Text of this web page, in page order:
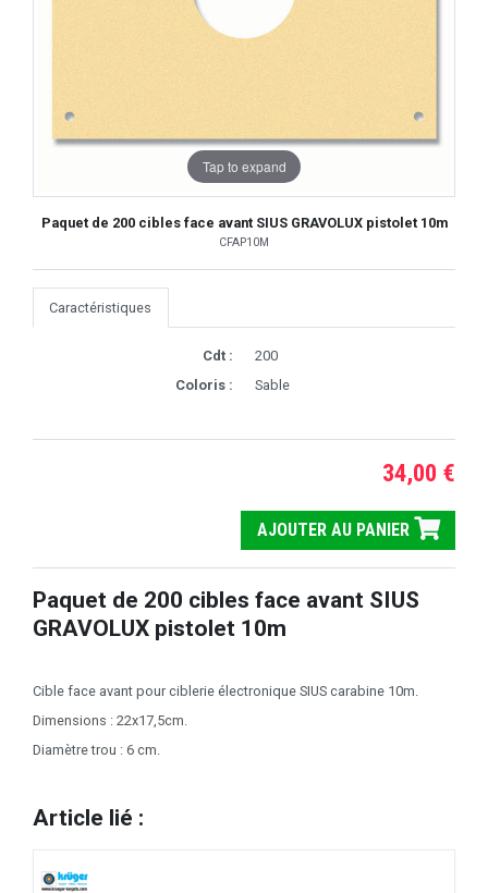
Tap to expand
Paquet de 200 cibles face avant SIUS GRAVOLUX pistolet 10m
CFAP10M
Caractéristiques
Cdt :
200
Coloris :
Sable
34,00 €
AJOUTER AU PANIER
Paquet de 200 cibles face avant SIUS
GRAVOLUX pistolet 10m
Cible face avant pour ciblerie électronique SIUS carabine 10m.
Dimensions : 22x17,5cm.
Diamètre trou : 6 cm.
Article lié :